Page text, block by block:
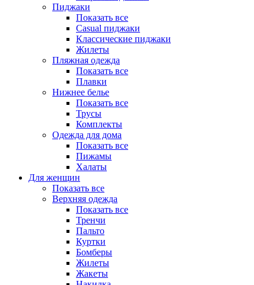
Пиджаки
Показать все
Casual пиджаки
Классические пиджаки
Жилеты
Пляжная одежда
Показать все
Плавки
Нижнее белье
Показать все
Трусы
Комплекты
Одежда для дома
Показать все
Пижамы
Халаты
Для женщин
Показать все
Верхняя одежда
Показать все
Тренчи
Пальто
Куртки
Бомберы
Жилеты
Жакеты